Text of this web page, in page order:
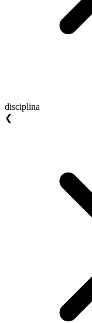
disciplina
❮